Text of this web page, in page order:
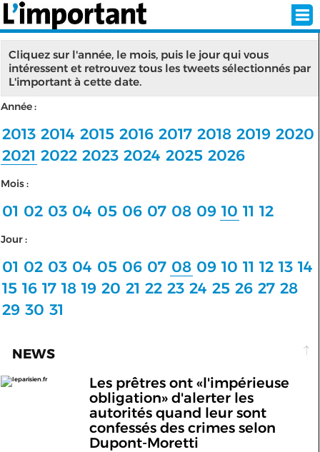
INSCRIPTION
SÉLECTION DE L'ÉTÉ
ABONNEZ-VOUS À LA NEWSLETTER!
< RETOUR À L'ACCUEIL
Cliquez sur l'année, le mois, puis le jour qui vous
intéressent et retrouvez tous les tweets sélectionnés par
L'important à cette date.
Année :
2013 2014 2015 2016 2017 2018 2019 2020
2021 2022 2023 2024 2025 2026
Mois :
01 02 03 04 05 06 07 08 09 10 11 12
Jour :
01 02 03 04 05 06 07 08 09 10 11 12 13 14
15 16 17 18 19 20 21 22 23 24 25 26 27 28
29 30 31
NEWS
leparisien.fr
Les prêtres ont «l'impérieuse
obligation» d'alerter les
autorités quand leur sont
confessés des crimes selon
Dupont-Moretti